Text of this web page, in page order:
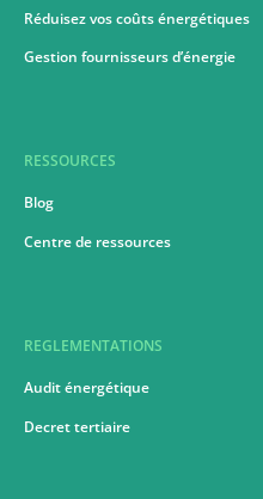
Réduisez vos coûts énergétiques
Gestion fournisseurs d’énergie
RESSOURCES
Blog
Centre de ressources
REGLEMENTATIONS
Audit énergétique
Decret tertiaire